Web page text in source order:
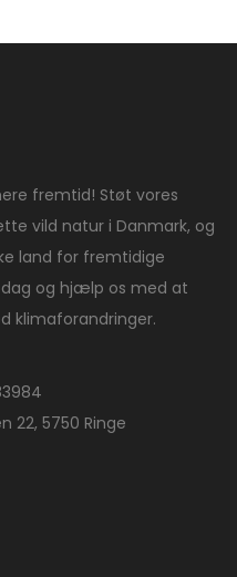
fremtid! Støt vores
vild natur i Danmark, og
land for fremtidige
og hjælp os med at
klimaforandringer.
22, 5750 Ringe